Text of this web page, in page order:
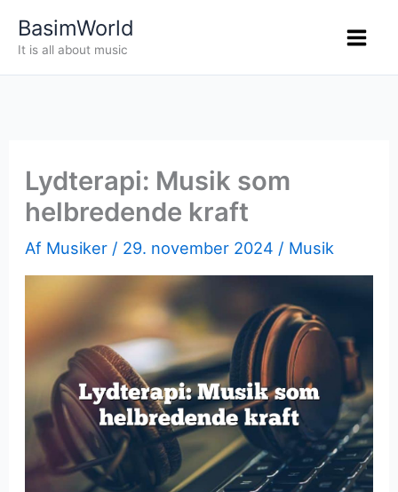
BasimWorld
It is all about music
Lydterapi: Musik som
helbredende kraft
Af Musiker / 29. november 2024 / Musik